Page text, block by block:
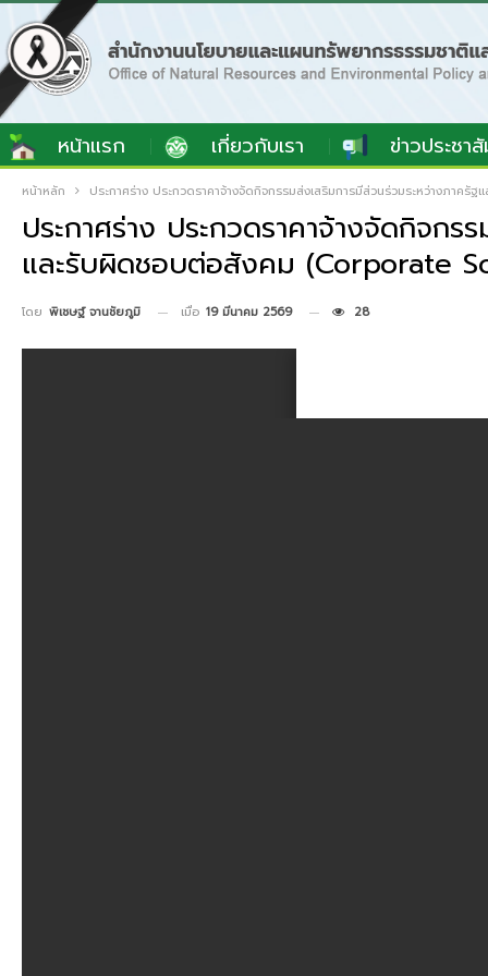
หน้าแรก เกี่ยวกับเรา ข่าวประชา
หน้าหลัก ประกาศร่าง ประกวดราคาจ้างจัดกิจกรรมส่งเสริมการมีส่วนร่วมระหว่างภา
ประกาศร่าง ประกวดราคาจ้างจัดกิจกร
และรับผิดชอบต่อสังคม (Corporate
โดย พิเชษฐ์ จานชัยภูมิ เมื่อ 19 มีนาคม 2569 28